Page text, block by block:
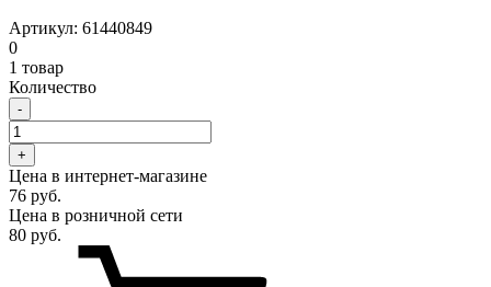
Артикул: 61440849
0
1 товар
Количество
-
+
Цена в интернет-магазине
76 руб.
Цена в розничной сети
80 руб.